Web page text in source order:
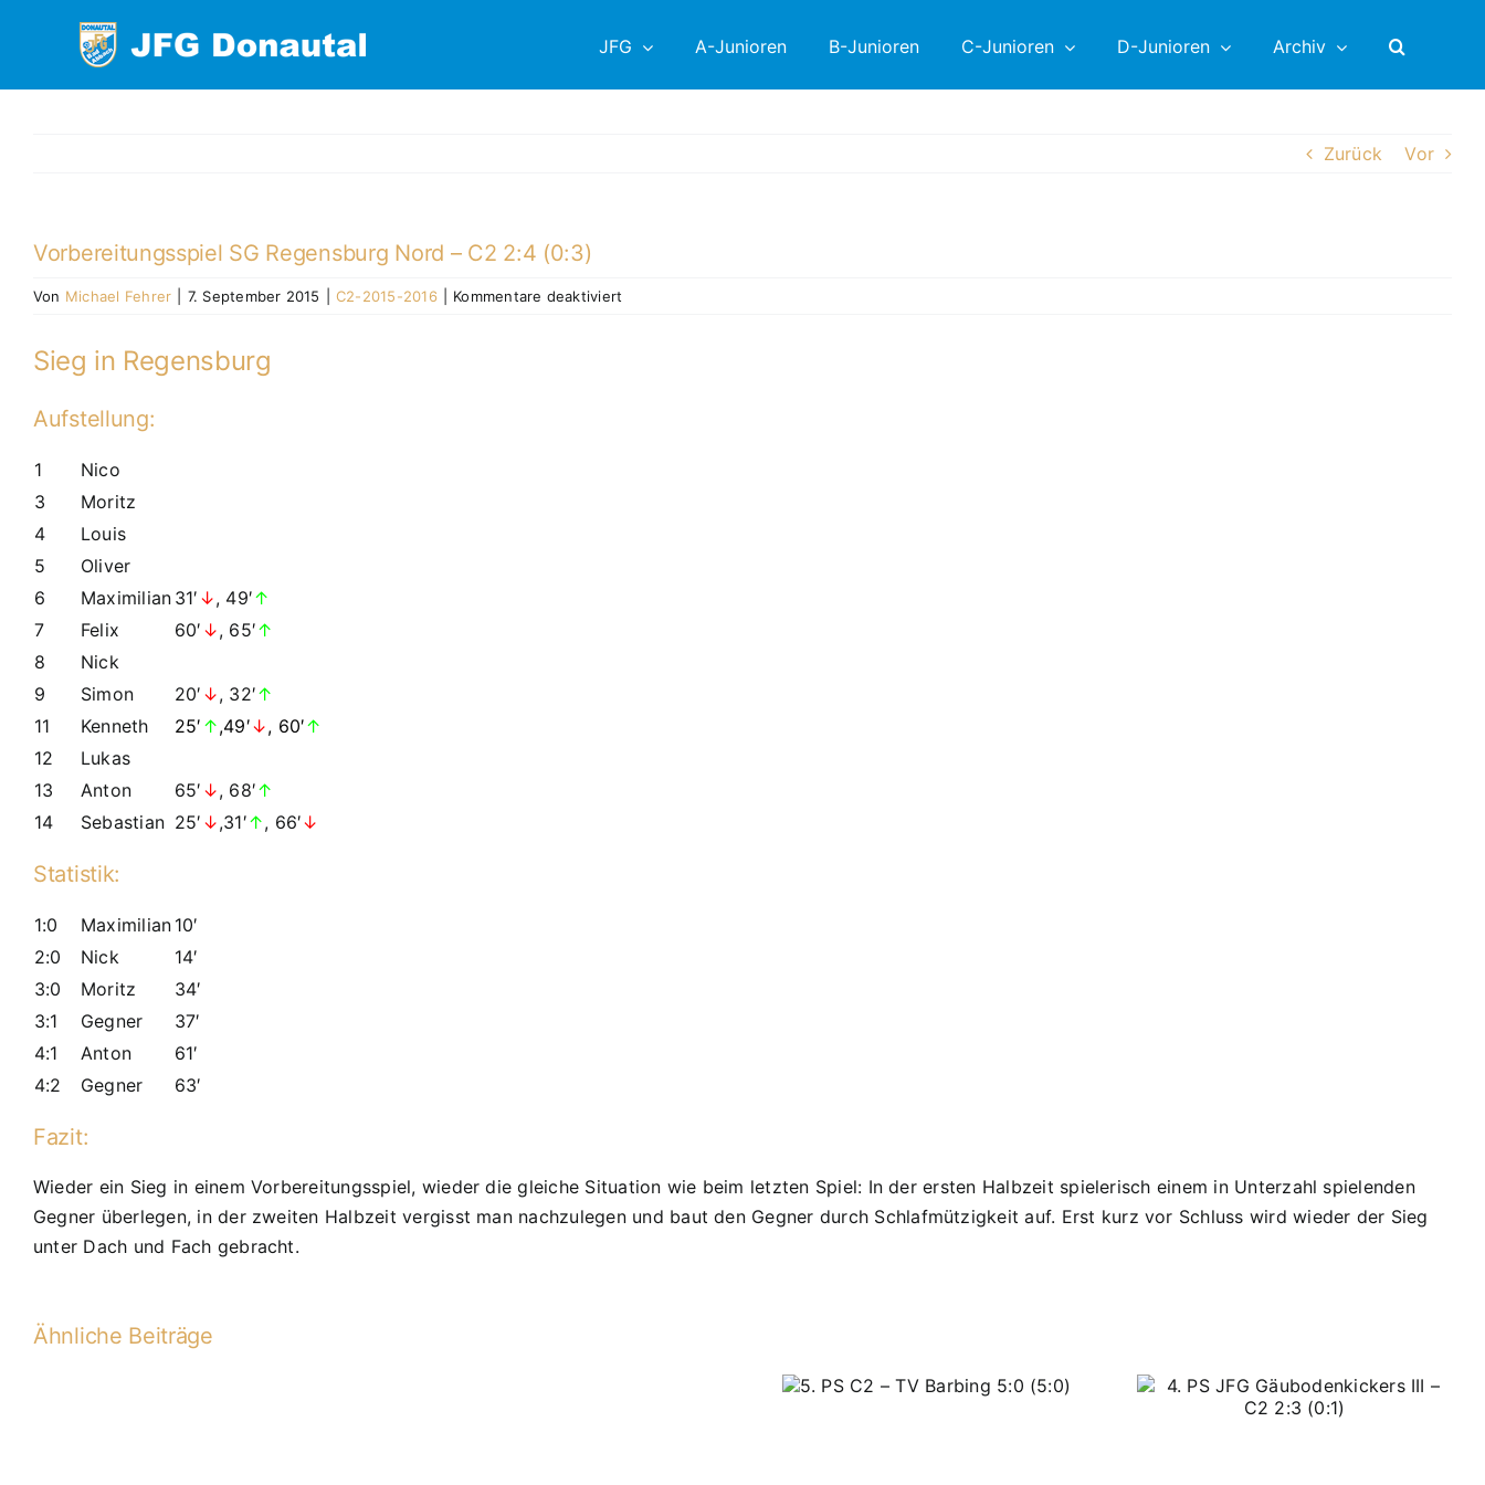
JFG A-Junioren B-Junioren C-Junioren D-Junioren Archiv
Zurück Vor
Vorbereitungsspiel SG Regensburg Nord – C2 2:4 (0:3)
Von Michael Fehrer 7. September 2015 C2-2015-2016 Kommentare deaktiviert
Sieg in Regensburg
Aufstellung:
1
Nico
3
Moritz
4
Louis
5
Oliver
6
Maximilian 31′ ↓, 49′↑
7
Felix 60′ ↓, 65′↑
8
Nick
9
Simon 20′ ↓, 32′↑
11
Kenneth 25′ ↑,49′↓, 60′↑
12
Lukas
13
Anton 65′ ↓, 68′↑
14
Sebastian 25′ ↓,31′↑, 66′↓
Statistik:
1:0 Maximilian 10′
2:0
Nick
14′
3:0
Moritz
34′
3:1
Gegner
37′
4:1
Anton
61′
4:2
Gegner 63′
Fazit:
Wieder ein Sieg in einem Vorbereitungsspiel, wieder die gleiche Situation wie beim letzten Spiel: In der ersten Halbzeit spielerisch einem in Unterzahl spielenden
Gegner überlegen, in der zweiten Halbzeit vergisst man nachzulegen und baut den Gegner durch Schlafmützigkeit auf. Erst kurz vor Schluss wird wieder der Sieg
unter Dach und Fach gebracht.
Ähnliche Beiträge
4. PS JFG